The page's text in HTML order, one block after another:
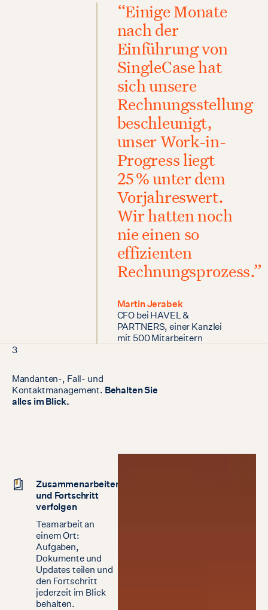
“Einige Monate
nach der
Einführung von
SingleCase hat
sich unsere
Rechnungsstellung
beschleunigt,
unser Work-in-
Progress liegt
25 % unter dem
Vorjahreswert.
Wir hatten noch
nie einen so
effizienten
Rechnungsprozess.”
Martin Jerabek
CFO bei HAVEL &
PARTNERS, einer Kanzlei
mit 500 Mitarbeitern
3
Mandanten-, Fall- und
Kontaktmanagement. BehaltenSie
alles im Blick.
Zusammenarbeiten
und Fortschritt
verfolgen
Teamarbeit an
einem Ort:
Aufgaben,
Dokumente und
Updates teilen und
den Fortschritt
jederzeit im Blick
behalten.